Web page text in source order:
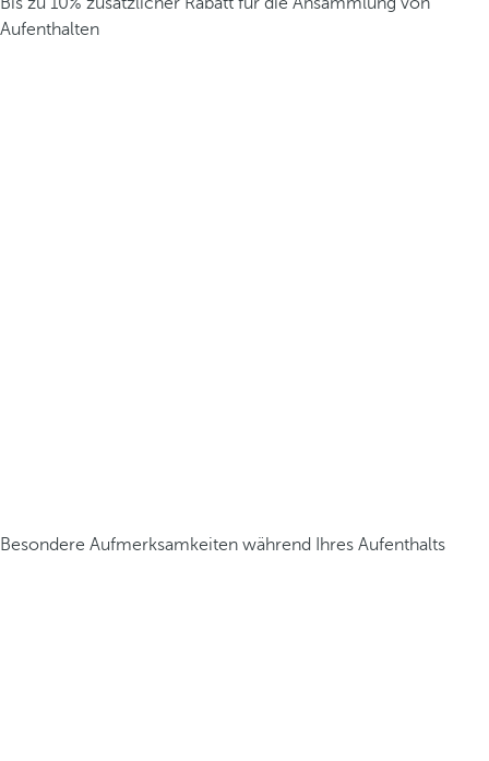
Aufenthalten
Besondere Aufmerksamkeiten während Ihres Aufenthalts